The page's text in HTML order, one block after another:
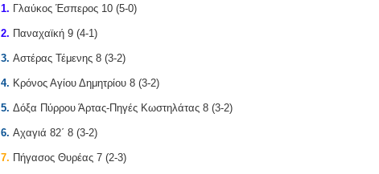
1. Γλαύκος Έσπερος 10 (5-0)
2. Παναχαϊκή 9 (4-1)
3. Αστέρας Τέμενης 8 (3-2)
4. Κρόνος Αγίου Δημητρίου 8 (3-2)
5. Δόξα Πύρρου Άρτας-Πηγές Κωστηλάτας 8 (3-2)
6. Αχαγιά 82΄ 8 (3-2)
7. Πήγασος Θυρέας 7 (2-3)